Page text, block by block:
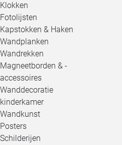
Klokken
Fotolijsten
Kapstokken & Haken
Wandplanken
Wandrekken
Magneetborden & -
accessoires
Wanddecoratie
kinderkamer
Wandkunst
Posters
Schilderijen